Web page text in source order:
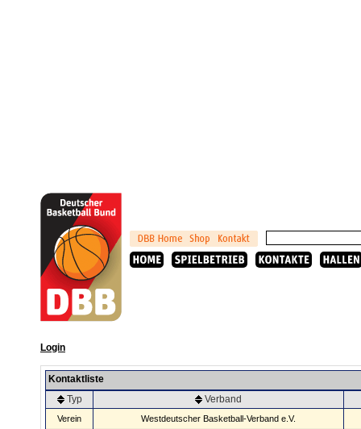
Login
Kontaktliste
Typ
Verband
Verein Westdeutscher Basketball-Verband e.V.